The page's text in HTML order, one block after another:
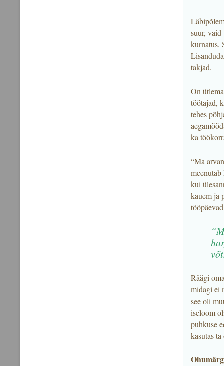
suur, vaid
kurnatus.
takjad.
On
töötajad,
tehes
ka
“Ma
kui
kauem ja
Räägi
midagi ei
see oli
iseloom
puhkuse
kasutas